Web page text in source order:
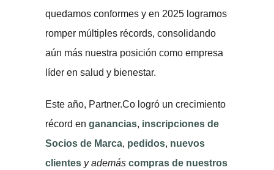
quedamos conformes y en 2025 logramos
romper múltiples récords, consolidando
aún más nuestra posición como empresa
líder en salud y bienestar.
Este año, Partner.Co logró un crecimiento
récord en ganancias, inscripciones de
Socios de Marca, pedidos, nuevos
clientes y además compras de nuestros